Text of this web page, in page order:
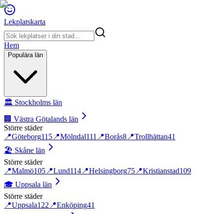
Lekplatskarta
Hem
Populära län
🏛️ Stockholms län
🏢 Västra Götalands län
Större städer
📍Göteborg115 📍Mölndal111 📍Borås8 📍Trollhättan41
🏖️ Skåne län
Större städer
📍Malmö105 📍Lund114 📍Helsingborg75 📍Kristianstad109
🎓 Uppsala län
Större städer
📍Uppsala122 📍Enköping41